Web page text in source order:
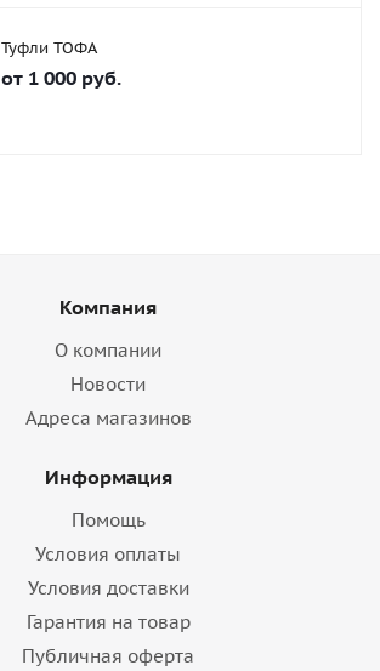
Туфли ТОФА
от 1 000 руб.
Компания
О компании
Новости
Адреса магазинов
Информация
Помощь
Условия оплаты
Условия доставки
Гарантия на товар
Публичная оферта